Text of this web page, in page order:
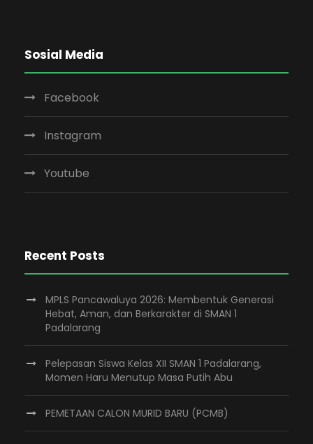
Sosial Media
Facebook
Instagram
Youtube
Recent Posts
MPLS Pancawaluya 2026: Membentuk Generasi
Hebat, Aman, dan Berkarakter di SMAN 1
Padalarang
Pelepasan Siswa Kelas XII SMAN 1 Padalarang,
Momen Haru Menutup Masa Putih Abu
PEMETAAN CALON MURID BARU (PCMB)